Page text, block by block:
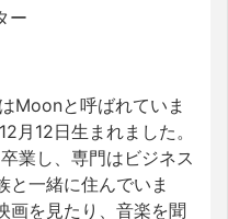
ー
Moonと呼ばれていま
月12日生まれました。
業し、専門はビジネス
と一緒に住んでいま
画を見たり、音楽を聞